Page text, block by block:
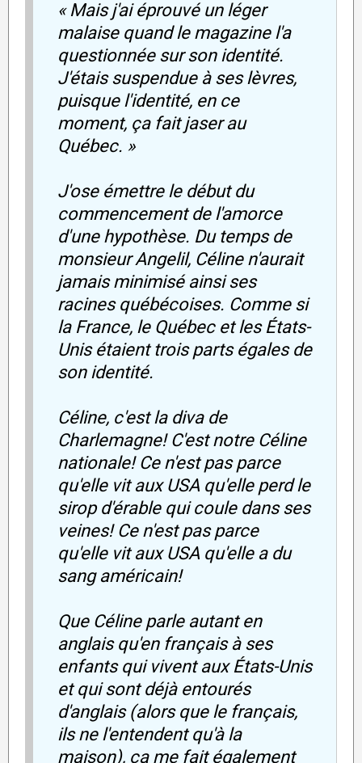
« Mais j'ai éprouvé un léger
malaise quand le magazine l'a
questionnée sur son identité.
J'étais suspendue à ses lèvres,
puisque l'identité, en ce
moment, ça fait jaser au
Québec. »
J'ose émettre le début du
commencement de l'amorce
d'une hypothèse. Du temps de
monsieur Angelil, Céline n'aurait
jamais minimisé ainsi ses
racines québécoises. Comme si
la France, le Québec et les États-
Unis étaient trois parts égales de
son identité.
Céline, c'est la diva de
Charlemagne! C'est notre Céline
nationale! Ce n'est pas parce
qu'elle vit aux USA qu'elle perd le
sirop d'érable qui coule dans ses
veines! Ce n'est pas parce
qu'elle vit aux USA qu'elle a du
sang américain!
Que Céline parle autant en
anglais qu'en français à ses
enfants qui vivent aux États-Unis
et qui sont déjà entourés
d'anglais (alors que le français,
ils ne l'entendent qu'à la
maison), ça me fait également